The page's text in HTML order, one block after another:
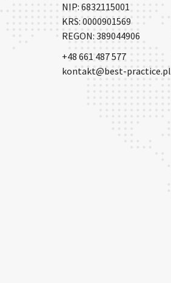
NIP: 6832115001
KRS: 0000901569
REGON: 389044906
+48 661 487 577
kontakt@best-practice.pl